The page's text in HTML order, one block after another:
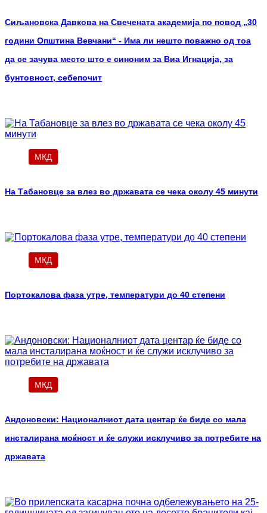
Сиљановска Давкова на Свечената академија по повод „30
години Општина Вевчани“ - Има ли нешто поважно од тоа
да се зачува место што е синоним за Виа Игнација, за
бунтовност, себепочит
МКД
На Табановце за влез во државата се чека околу 45 минути
МКД
Портокалова фаза утре, температури до 40 степени
МКД
Андоновски: Националниот дата центар ќе биде со мала
инсталирана моќност и ќе служи исклучиво за потребите на
државата